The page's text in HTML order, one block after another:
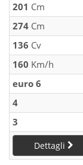
201 Cm
274 Cm
136 Cv
160 Km/h
euro 6
4
3
Dettagli